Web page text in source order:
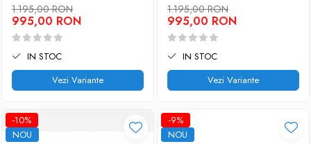
1.195,00 RON
995,00 RON
IN STOC
Vezi Variante
1.195,00 RON
995,00 RON
IN STOC
Vezi Variante
-10%
NOU
-9%
NOU